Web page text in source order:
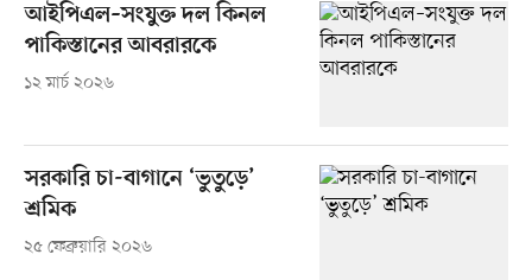
আইপিএল–সংযুক্ত দল কিনল
পাকিস্তানের আবরারকে
১২ মার্চ ২০২৬
সরকারি চা-বাগানে ‘ভুতুড়ে’
শ্রমিক
২৫ ফেব্রুয়ারি ২০২৬